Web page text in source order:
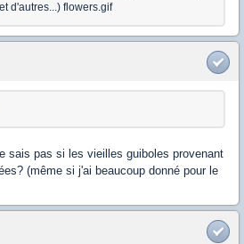
d'autres...) flowers.gif
sais pas si les vieilles guiboles provenant
(même si j'ai beaucoup donné pour le